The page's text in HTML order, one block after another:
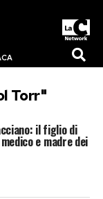
Torr"
il figlio di
e madre dei